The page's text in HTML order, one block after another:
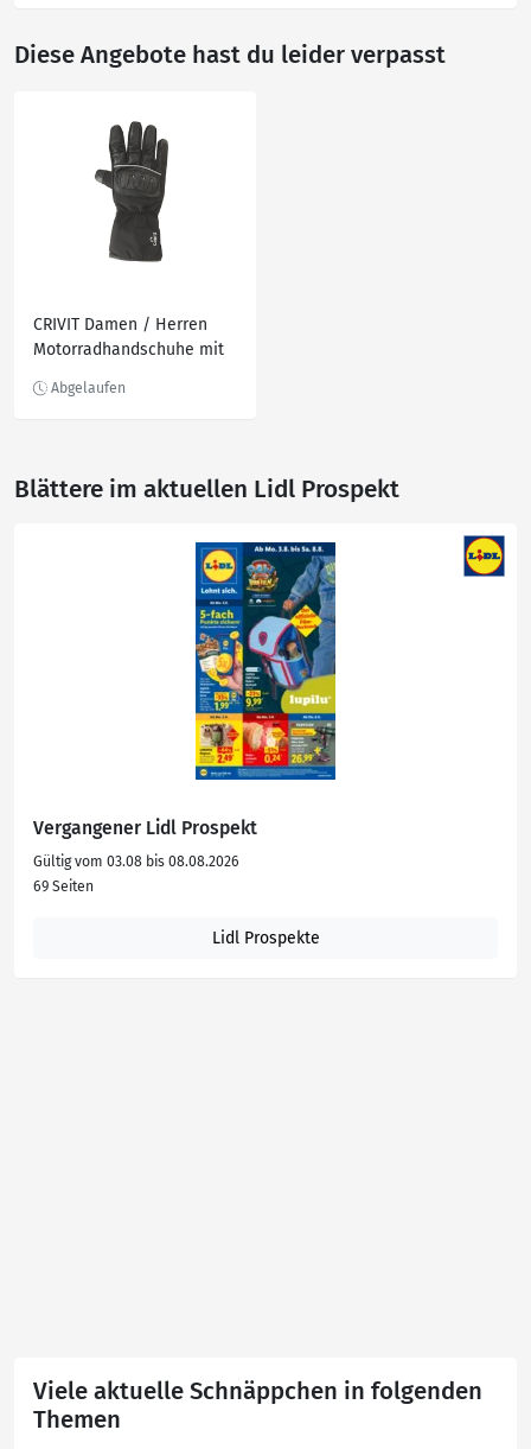
Diese Angebote hast du leider verpasst
CRIVIT Damen / Herren
Motorradhandschuhe mit
Blättere im aktuellen Lidl Prospekt
Vergangener Lidl Prospekt
Gültig vom 03.08 bis 08.08.2026
69 Seiten
Lidl Prospekte
Viele aktuelle Schnäppchen in folgenden
Themen